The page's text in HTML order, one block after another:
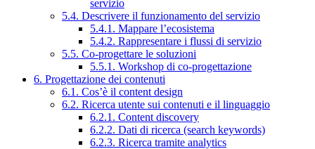
servizio
5.4. Descrivere il funzionamento del servizio
5.4.1. Mappare l’ecosistema
5.4.2. Rappresentare i flussi di servizio
5.5. Co-progettare le soluzioni
5.5.1. Workshop di co-progettazione
6. Progettazione dei contenuti
6.1. Cos’è il content design
6.2. Ricerca utente sui contenuti e il linguaggio
6.2.1. Content discovery
6.2.2. Dati di ricerca (search keywords)
6.2.3. Ricerca tramite analytics